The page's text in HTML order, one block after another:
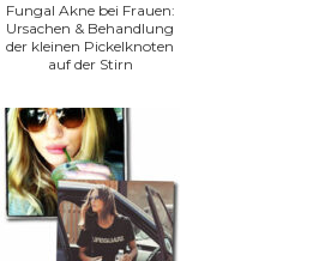
Fungal Akne bei Frauen:
Ursachen & Behandlung
der kleinen Pickelknoten
auf der Stirn